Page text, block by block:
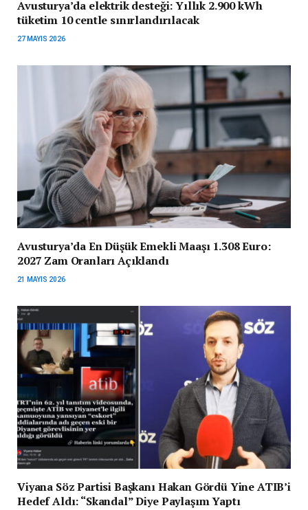
Avusturya’da elektrik desteği: Yıllık 2.900 kWh
tüketim 10 centle sınırlandırılacak
27 MAYIS 2026
Avusturya’da En Düşük Emekli Maaşı 1.308 Euro:
2027 Zam Oranları Açıklandı
21 MAYIS 2026
Viyana Söz Partisi Başkanı Hakan Gördü Yine ATIB’i
Hedef Aldı: “Skandal” Diye Paylaşım Yaptı